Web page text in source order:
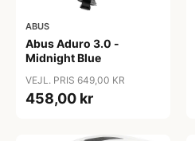
ABUS
Abus Aduro 3.0 -
Midnight Blue
VEJL. PRIS 649,00 KR
458,00 kr